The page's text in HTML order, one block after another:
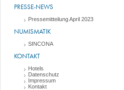
PRESSE-NEWS
Pressemitteilung April 2023
NUMISMATIK
SINCONA
KONTAKT
Hotels
Datenschutz
Impressum
Kontakt